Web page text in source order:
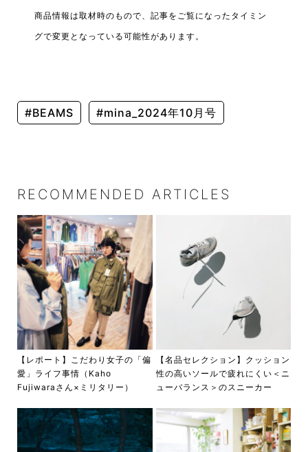
商品情報は取材時のもので、記事をご覧になったタイミン
グで変更となっている可能性があります。
#BEAMS #mina_2024年10月号
RECOMMENDED ARTICLES
【レポート】こだわり女子の「偏
愛」ライフ事情（Kaho
Fujiwaraさん×ミリタリー）
【名品セレクション】クッション
性の高いソールで疲れにくい＜ニ
ューバランス＞のスニーカー